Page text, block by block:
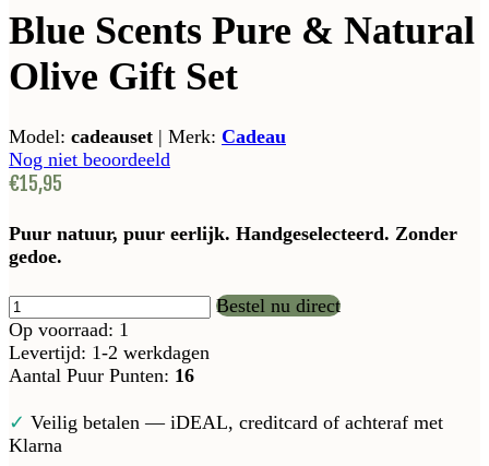
Blue Scents Pure & Natural
Olive Gift Set
Model: cadeauset | Merk: Cadeau
Nog niet beoordeeld
€15,95
Puur natuur, puur eerlijk. Handgeselecteerd. Zonder
gedoe.
Bestel nu direct
Op voorraad: 1
Levertijd: 1-2 werkdagen
Aantal Puur Punten: 16
✓ Veilig betalen — iDEAL, creditcard of achteraf met
Klarna